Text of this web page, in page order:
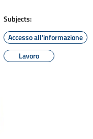
Subjects:
Accesso all'informazione
Lavoro